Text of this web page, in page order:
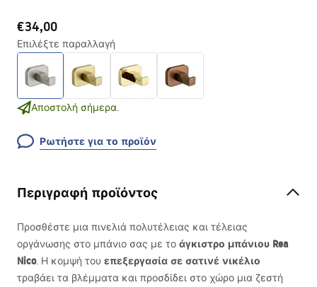
€34,00
Επιλέξτε παραλλαγή
Αποστολή σήμερα.
Ρωτήστε για το προϊόν
Περιγραφή προϊόντος
Προσθέστε μια πινελιά πολυτέλειας και τέλειας
οργάνωσης στο μπάνιο σας με το άγκιστρο μπάνιου Rea
Nico. Η κομψή του επεξεργασία σε σατινέ νικέλιο
τραβάει τα βλέμματα και προσδίδει στο χώρο μια ζεστή